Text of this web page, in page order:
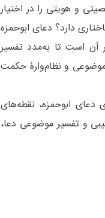
و هویتی را در اختیار
دارد؟ دعای ابوحمزه
است تا به‌مدد تفسیر
و نظام‌‌وارۀ حکمت
دعای ابوحمزه، نقطه‌‌های
و تفسیر موضوعی دعا،